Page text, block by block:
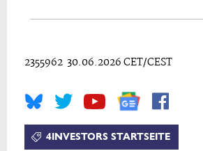
2355962 30.06.2026 CET/CEST
4INVESTORS STARTSEITE